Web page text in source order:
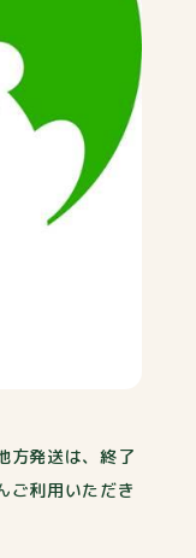
方発送は、終了
ご利用いただき